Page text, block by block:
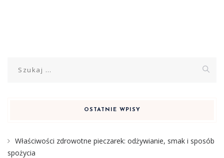
OSTATNIE WPISY
Właściwości zdrowotne pieczarek: odżywianie, smak i sposób
spożycia